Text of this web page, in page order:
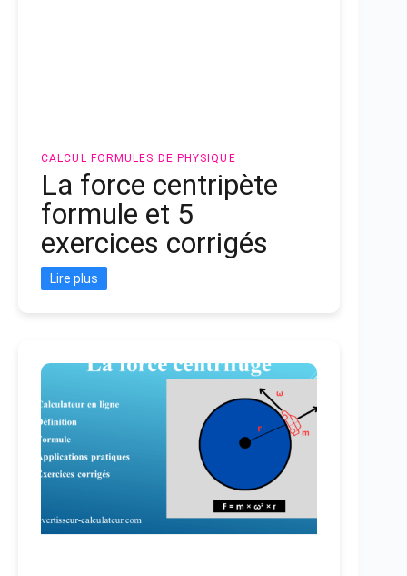
CALCUL FORMULES DE PHYSIQUE
La force centripète
formule et 5
exercices corrigés
Lire plus